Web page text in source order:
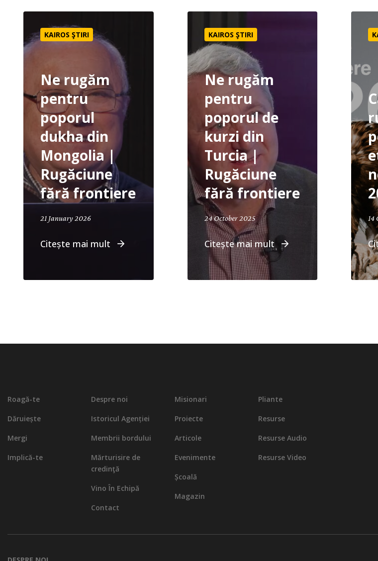
Ne rugăm
pentru
poporul
dukha din
Mongolia |
Rugăciune
fără frontiere
KAIROS ŞTIRI
21 January 2026January 21, 2026
Citește mai mult
Ne rugăm pentru poporul de kurzi din Turcia |
Ne rugăm
pentru
poporul de
kurzi din
Turcia |
Rugăciune
fără frontiere
KAIROS ŞTIRI
24 October 2025
Citește mai mult
14
Roagă-te
Dăruiește
Mergi
Implică-te
Despre noi
Istoricul Agenției
Membrii bordului
Mărturisire de
credinţă
Vino În Echipă
Contact
Misionari
Proiecte
Articole
Evenimente
Școală
Magazin
Pliante
Resurse
Resurse Audio
Resurse Video